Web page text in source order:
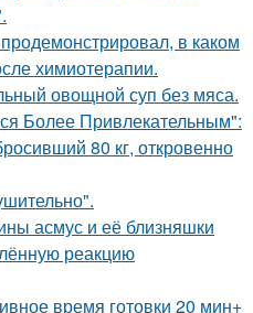
в каком
химиотерапии.
овощной суп без мяса.
Более Привлекательным":
80 кг, откровенно
асмус и её близняшки
реакцию
время готовки 20 мин+